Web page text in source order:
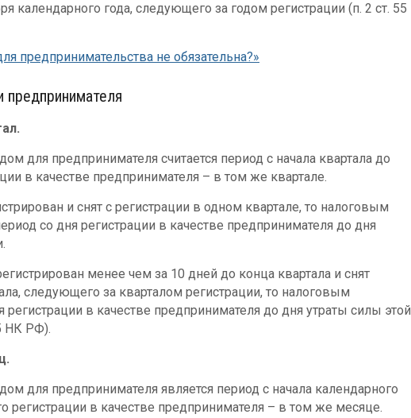
календарного года, следующего за годом регистрации (п. 2 ст. 55
предпринимательства не обязательна?»
предпринимателя
для предпринимателя считается период с начала квартала до
в качестве предпринимателя – в том же квартале.
и снят с регистрации в одном квартале, то налоговым
со дня регистрации в качестве предпринимателя до дня
менее чем за 10 дней до конца квартала и снят
следующего за кварталом регистрации, то налоговым
в качестве предпринимателя до дня утраты силы этой
НК РФ).
для предпринимателя является период с начала календарного
регистрации в качестве предпринимателя – в том же месяце.